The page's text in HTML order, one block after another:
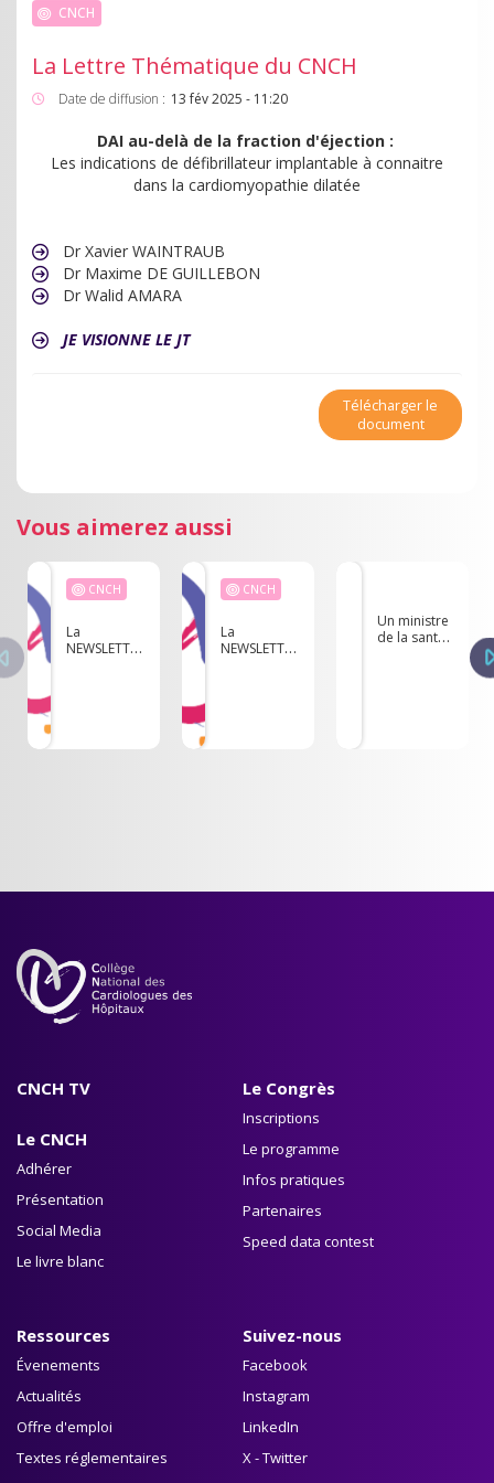
CNCH
La Lettre Thématique du CNCH
Date de diffusion : 13 fév 2025 - 11:20
DAI au-delà de la fraction d'éjection :
Les indications de défibrillateur implantable à connaitre
dans la cardiomyopathie dilatée
Dr Xavier WAINTRAUB
Dr Maxime DE GUILLEBON
Dr Walid AMARA
JE VISIONNE LE JT
Télécharger le
document
Vous aimerez aussi
CNCH
La
NEWSLETTER
CNCH
La
NEWSLETTER
Un ministre
de la santé
CNCH TV
Le CNCH
Adhérer
Présentation
Social Media
Le livre blanc
Le Congrès
Inscriptions
Le programme
Infos pratiques
Partenaires
Speed data contest
Ressources
Évenements
Actualités
Offre d'emploi
Textes réglementaires
Suivez-nous
Facebook
Instagram
LinkedIn
X - Twitter